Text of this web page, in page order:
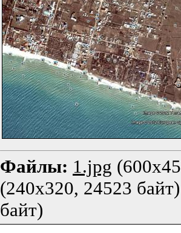
Файлы: 1.jpg
(240x320, 24523
байт)